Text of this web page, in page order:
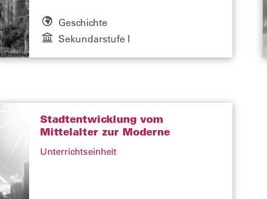
Geschichte
Sekundarstufe I
Stadtentwicklung vom
Mittelalter zur Moderne
Unterrichtseinheit